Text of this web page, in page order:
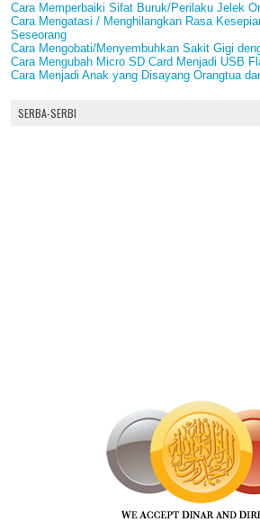
Cara Memperbaiki Sifat Buruk/Perilaku Jelek
Cara Mengatasi / Menghilangkan Rasa
Seseorang
Cara Mengobati/Menyembuhkan Sakit Gigi
Cara Mengubah Micro SD Card Menjadi USB
Cara Menjadi Anak yang Disayang Orangtua
SERBA-SERBI